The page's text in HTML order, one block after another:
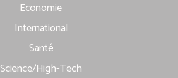
Economie
International
Santé
Science/High-Tech